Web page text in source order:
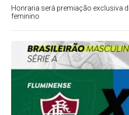
Honraria será premiação exclusiva
feminino